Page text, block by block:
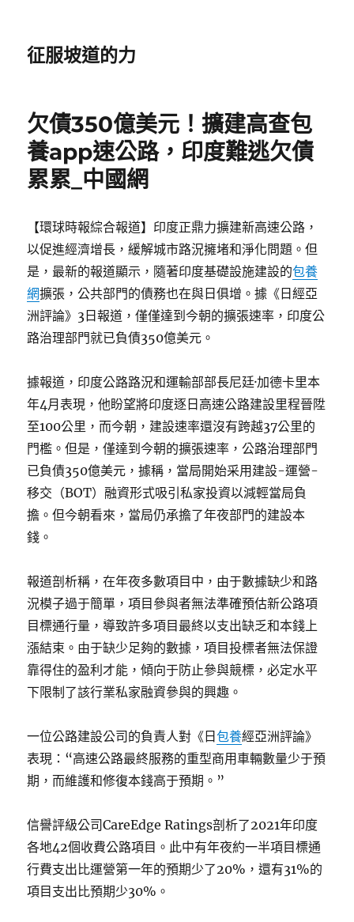
征服坡道的力
欠債350億美元！擴建高查包
養app速公路，印度難逃欠債
累累_中國網
【環球時報綜合報道】印度正鼎力擴建新高速公路，
以促進經濟增長，緩解城市路況擁堵和淨化問題。但
是，最新的報道顯示，隨著印度基礎設施建設的包養
網擴張，公共部門的債務也在與日俱增。據《日經亞
洲評論》3日報道，僅僅達到今朝的擴張速率，印度公
路治理部門就已負債350億美元。
據報道，印度公路路況和運輸部部長尼廷·加德卡里本
年4月表現，他盼望將印度逐日高速公路建設里程晉陞
至100公里，而今朝，建設速率還沒有跨越37公里的
門檻。但是，僅達到今朝的擴張速率，公路治理部門
已負債350億美元，據稱，當局開始采用建設-運營-
移交（BOT）融資形式吸引私家投資以減輕當局負
擔。但今朝看來，當局仍承擔了年夜部門的建設本
錢。
報道剖析稱，在年夜多數項目中，由于數據缺少和路
況模子過于簡單，項目參與者無法準確預估新公路項
目標通行量，導致許多項目最終以支出缺乏和本錢上
漲結束。由于缺少足夠的數據，項目投標者無法保證
靠得住的盈利才能，傾向于防止參與競標，必定水平
下限制了該行業私家融資參與的興趣。
一位公路建設公司的負責人對《日包養經亞洲評論》
表現：“高速公路最終服務的重型商用車輛數量少于預
期，而維護和修復本錢高于預期。”
信譽評級公司CareEdge Ratings剖析了2021年印度
各地42個收費公路項目。此中有年夜約一半項目標通
行費支出比運營第一年的預期少了20%，還有31%的
項目支出比預期少30%。